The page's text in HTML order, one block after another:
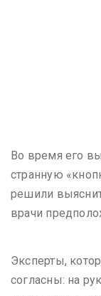
Во время его
странную
решили
врачи
Эксперты,
согласны: на